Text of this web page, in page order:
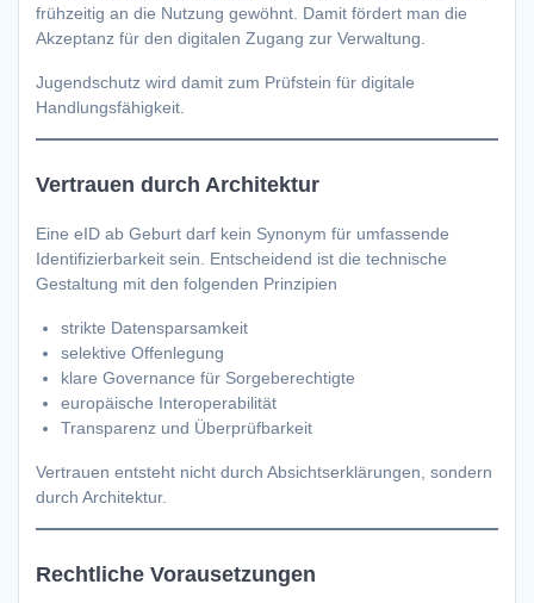
frühzeitig an die Nutzung gewöhnt. Damit fördert man die
Akzeptanz für den digitalen Zugang zur Verwaltung.
Jugendschutz wird damit zum Prüfstein für digitale
Handlungsfähigkeit.
Vertrauen durch Architektur
Eine eID ab Geburt darf kein Synonym für umfassende
Identifizierbarkeit sein. Entscheidend ist die technische
Gestaltung mit den folgenden Prinzipien
strikte Datensparsamkeit
selektive Offenlegung
klare Governance für Sorgeberechtigte
europäische Interoperabilität
Transparenz und Überprüfbarkeit
Vertrauen entsteht nicht durch Absichtserklärungen, sondern
durch Architektur.
Rechtliche Vorausetzungen